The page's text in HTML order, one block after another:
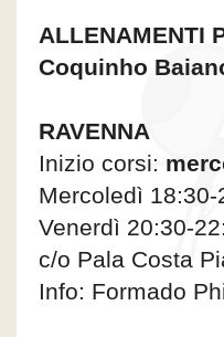
ALLENAMENTI
Coquinho
RAVENNA
Inizio corsi:
Mercoledì
Venerdì 20:30-
c/o Pala Costa
Info: Formado